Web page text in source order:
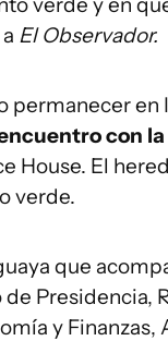
El Observador.
permanecer en
con
House. El
verde.
que
Presidencia,
y